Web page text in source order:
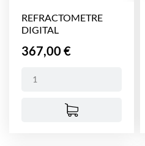
REFRACTOMETRE
DIGITAL
Prix
367,00 €